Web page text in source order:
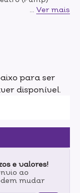
Ver mais
para ser
disponível.
e valores!
ao
mudar